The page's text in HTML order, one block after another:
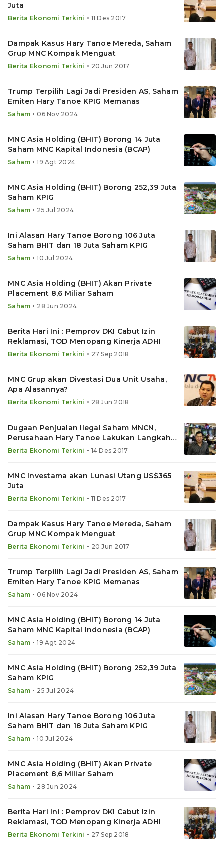
Juta
Berita Ekonomi Terkini • 11 Des 2017
Dampak Kasus Hary Tanoe Mereda, Saham
Grup MNC Kompak Menguat
Berita Ekonomi Terkini • 20 Jun 2017
Trump Terpilih Lagi Jadi Presiden AS, Saham
Emiten Hary Tanoe KPIG Memanas
Saham • 06 Nov 2024
MNC Asia Holding (BHIT) Borong 14 Juta
Saham MNC Kapital Indonesia (BCAP)
Saham • 19 Agt 2024
MNC Asia Holding (BHIT) Borong 252,39 Juta
Saham KPIG
Saham • 25 Jul 2024
Ini Alasan Hary Tanoe Borong 106 Juta
Saham BHIT dan 18 Juta Saham KPIG
Saham • 10 Jul 2024
MNC Asia Holding (BHIT) Akan Private
Placement 8,6 Miliar Saham
Saham • 28 Jun 2024
Berita Hari Ini : Pemprov DKI Cabut Izin
Reklamasi, TOD Menopang Kinerja ADHI
Berita Ekonomi Terkini • 27 Sep 2018
MNC Grup akan Divestasi Dua Unit Usaha,
Apa Alasannya?
Berita Ekonomi Terkini • 28 Jun 2018
Dugaan Penjualan Ilegal Saham MNCN,
Perusahaan Hary Tanoe Lakukan Langkah
Ini
Berita Ekonomi Terkini • 14 Des 2017
MNC Investama akan Lunasi Utang US$365
Juta
Berita Ekonomi Terkini • 11 Des 2017
Dampak Kasus Hary Tanoe Mereda, Saham
Grup MNC Kompak Menguat
Berita Ekonomi Terkini • 20 Jun 2017
Trump Terpilih Lagi Jadi Presiden AS, Saham
Emiten Hary Tanoe KPIG Memanas
Saham • 06 Nov 2024
MNC Asia Holding (BHIT) Borong 14 Juta
Saham MNC Kapital Indonesia (BCAP)
Saham • 19 Agt 2024
MNC Asia Holding (BHIT) Borong 252,39 Juta
Saham KPIG
Saham • 25 Jul 2024
Ini Alasan Hary Tanoe Borong 106 Juta
Saham BHIT dan 18 Juta Saham KPIG
Saham • 10 Jul 2024
MNC Asia Holding (BHIT) Akan Private
Placement 8,6 Miliar Saham
Saham • 28 Jun 2024
Berita Hari Ini : Pemprov DKI Cabut Izin
Reklamasi, TOD Menopang Kinerja ADHI
Berita Ekonomi Terkini • 27 Sep 2018